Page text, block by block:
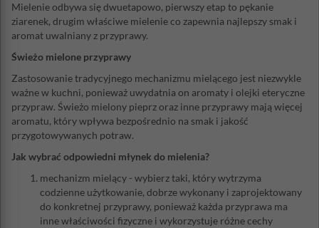
Mielenie odbywa się dwuetapowo, pierwszy etap to pękanie
ziarenek, drugim właściwe mielenie co zapewnia najlepszy smak i
aromat uwalniany z przyprawy.
Świeżo mielone przyprawy
Zastosowanie tradycyjnego mechanizmu mielącego jest niezwykle
ważne w kuchni, ponieważ uwydatnia on aromaty i olejki eteryczne
przypraw. Świeżo mielony pieprz oraz inne przyprawy mają więcej
aromatu, który wpływa bezpośrednio na smak i jakość
przygotowywanych potraw.
Jak wybrać odpowiedni młynek do mielenia?
mechanizm mielący - wybierz taki, który wytrzyma
codzienne użytkowanie, dobrze wykonany i zaprojektowany
do konkretnej przyprawy, ponieważ każda przyprawa ma
inne właściwości fizyczne i wykorzystuje różne cechy